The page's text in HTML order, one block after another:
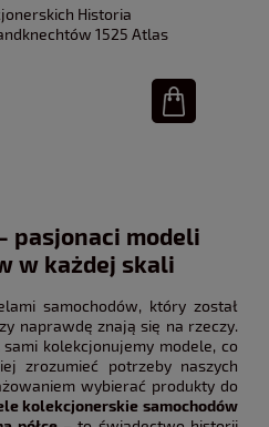
Historia
1525 Atlas
pasjonaci modeli
w każdej skali
samochodów, który został
naprawdę znają się na rzeczy.
kolekcjonujemy modele, co
zrozumieć potrzeby naszych
wybierać produkty do
kolekcjonerskie samochodów